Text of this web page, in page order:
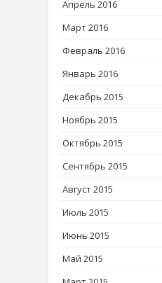
Апрель 2016
Март 2016
Февраль 2016
Январь 2016
Декабрь 2015
Ноябрь 2015
Октябрь 2015
Сентябрь 2015
Август 2015
Июль 2015
Июнь 2015
Май 2015